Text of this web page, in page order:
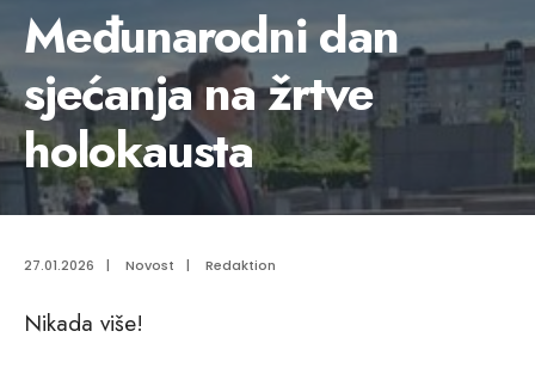
Međunarodni dan
sjećanja na žrtve
holokausta
27.01.2026 | Novost | Redaktion
Nikada više!